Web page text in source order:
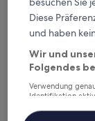
Mehr
Überprüfe
Diese
und haben
Wir und
Folgendes
Verwendung
Identifikation
Inhalte, Messung